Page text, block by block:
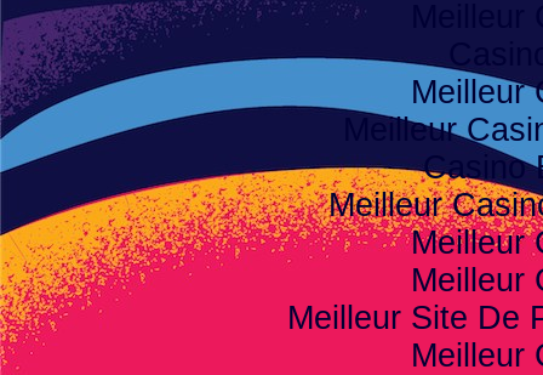
Meilleur
Meilleur
Casino
Meilleur
Meilleur
Meilleur
Meilleur Site De
Meilleur